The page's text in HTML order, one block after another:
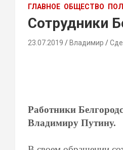
ГЛАВНОЕ ОБЩЕСТВО
Сотрудники
23.07.2019 Владимир
Работники
Владимиру Путину.